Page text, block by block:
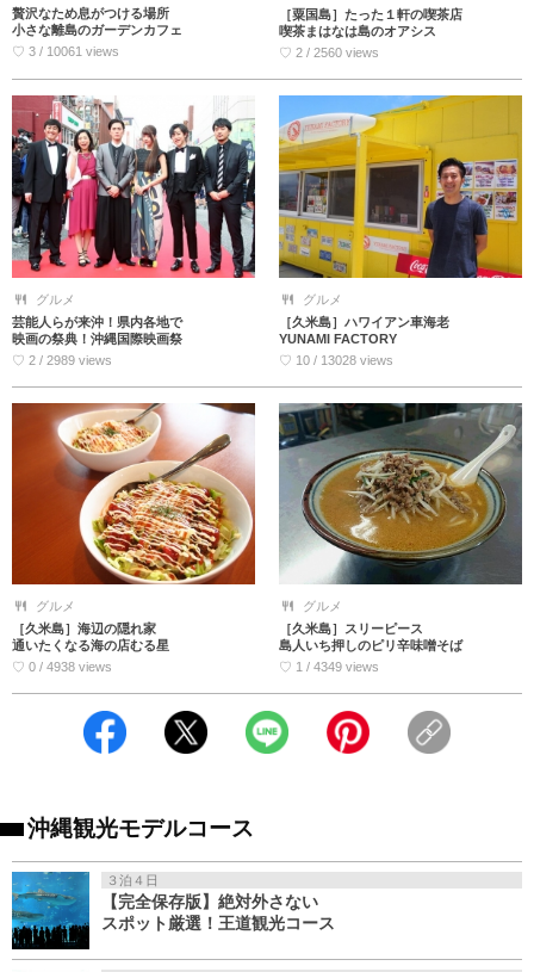
贅沢なため息がつける場所
小さな離島のガーデンカフェ
♡ 3 / 10061 views
［粟国島］たった１軒の喫茶店
喫茶まはなは島のオアシス
♡ 2 / 2560 views
グルメ
芸能人らが来沖！県内各地で
映画の祭典！沖縄国際映画祭
♡ 2 / 2989 views
グルメ
［久米島］ハワイアン車海老
YUNAMI FACTORY
♡ 10 / 13028 views
グルメ
［久米島］海辺の隠れ家
通いたくなる海の店むる星
♡ 0 / 4938 views
グルメ
［久米島］スリーピース
島人いち押しのピリ辛味噌そば
♡ 1 / 4349 views
沖縄観光モデルコース
３泊４日
【完全保存版】絶対外さない
スポット厳選！王道観光コース